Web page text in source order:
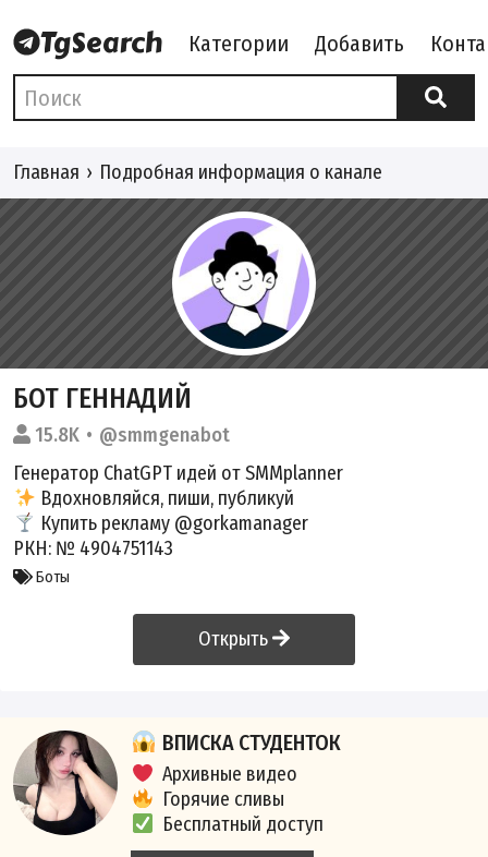
Категории Добавить
Главная Подробная информация о канале
БОТ ГЕННАДИЙ
15.8K
@smmgenabot
Генератор ChatGPT идей от SMMplanner
Вдохновляйся, пиши, публикуй
Купить рекламу @gorkamanager
РКН: № 4904751143
Боты
Открыть
ВПИСКА СТУДЕНТОК
Архивные видео
Горячие сливы
Бесплатный доступ